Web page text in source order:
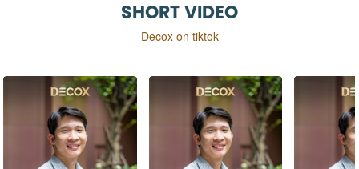
SHORT VIDEO
Decox on tiktok